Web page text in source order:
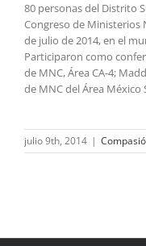
80 personas del Distrito
Congreso de Ministerios
de julio de 2014, en el
Participaron como
de MNC, Área CA-4;
de MNC del Área México
julio 9th, 2014 |